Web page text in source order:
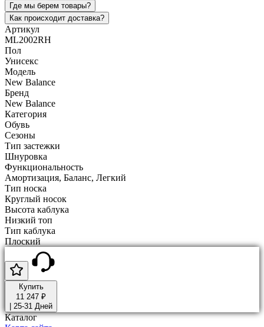
Где мы берем товары?
Как происходит доставка?
Артикул
ML2002RH
Пол
Унисекс
Модель
New Balance
Бренд
New Balance
Категория
Обувь
Сезоны
Тип застежки
Шнуровка
Функциональность
Амортизация, Баланс, Легкий
Тип носка
Круглый носок
Высота каблука
Низкий топ
Тип каблука
Плоский
Купить
11 247 ₽
25-31 Дней
Каталог